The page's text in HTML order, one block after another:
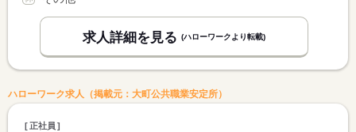
求人詳細を見る (ハローワークより転載)
ハローワーク求人（掲載元：大町公共職業安定所）
正社員